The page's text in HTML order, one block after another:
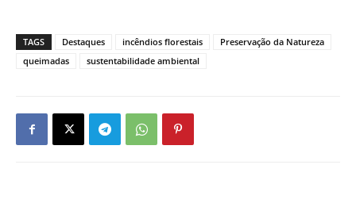
TAGS Destaques incêndios florestais
Preservação da Natureza
queimadas
sustentabilidade ambiental